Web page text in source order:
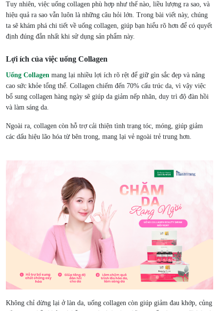
Tuy nhiên, việc uống collagen phù hợp như thế nào, liều lượng ra sao, và
hiệu quả ra sao vẫn luôn là những câu hỏi lớn. Trong bài viết này, chúng
ta sẽ khám phá chi tiết về uống collagen, giúp bạn hiểu rõ hơn để có quyết
định đúng đắn nhất khi sử dụng sản phẩm này.
Lợi ích của việc uống Collagen
Uống Collagen mang lại nhiều lợi ích rõ rệt để giữ gìn sắc đẹp và nâng
cao sức khỏe tổng thể. Collagen chiếm đến 70% cấu trúc da, vì vậy việc
bổ sung collagen hàng ngày sẽ giúp da giảm nếp nhăn, duy trì độ đàn hồi
và làm sáng da.
Ngoài ra, collagen còn hỗ trợ cải thiện tình trạng tóc, móng, giúp giảm
các dấu hiệu lão hóa từ bên trong, mang lại vẻ ngoài trẻ trung hơn.
Không chỉ dừng lại ở làn da, uống collagen còn giúp giảm đau khớp, củng